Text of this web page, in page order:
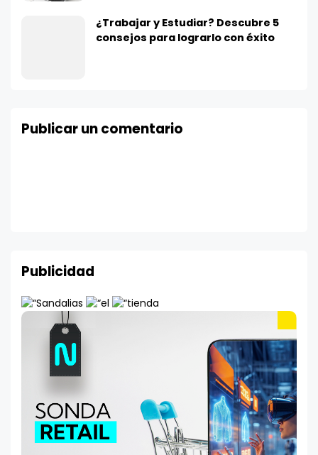
¿Trabajar y Estudiar? Descubre 5
consejos para lograrlo con éxito
Publicar un comentario
Publicidad